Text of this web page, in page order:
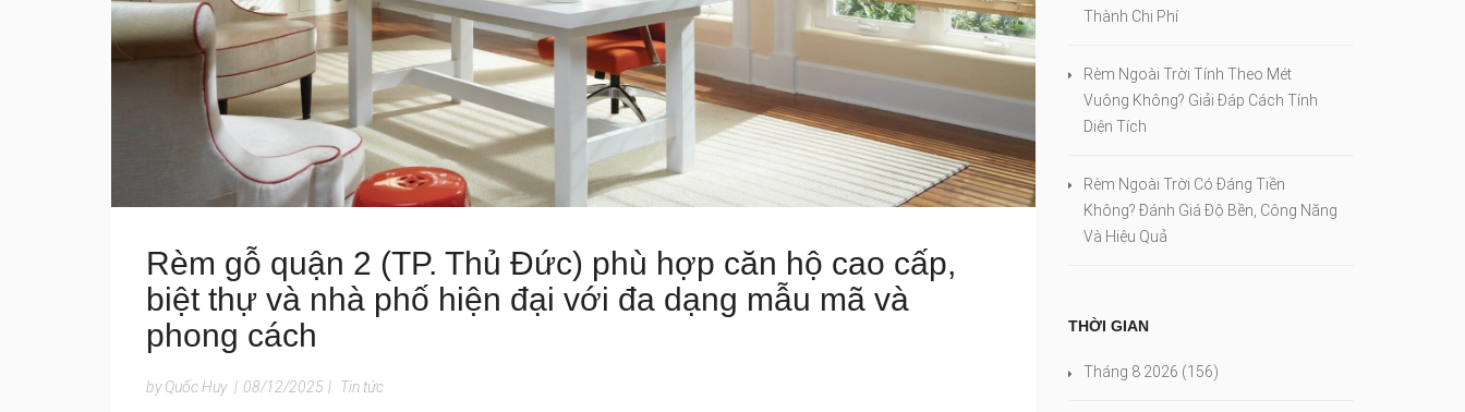
Rèm gỗ quận 2 (TP. Thủ Đức) phù hợp căn hộ cao cấp,
biệt thự và nhà phố hiện đại với đa dạng mẫu mã và
phong cách
by Quốc Huy | 08/12/2025 | Tin tức
Thành Chi Phí
Rèm Ngoài Trời Tính Theo Mét
Vuông Không? Giải Đáp Cách Tính
Diện Tích
Rèm Ngoài Trời Có Đáng Tiền
Không? Đánh Giá Độ Bền, Công Năng
Và Hiệu Quả
THỜI GIAN
Tháng 8 2026 (156)